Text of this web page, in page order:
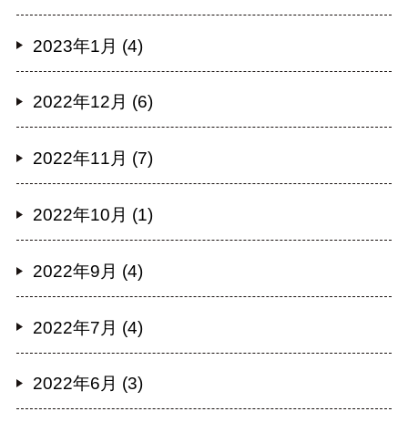
2023年1月 (4)
2022年12月 (6)
2022年11月 (7)
2022年10月 (1)
2022年9月 (4)
2022年7月 (4)
2022年6月 (3)